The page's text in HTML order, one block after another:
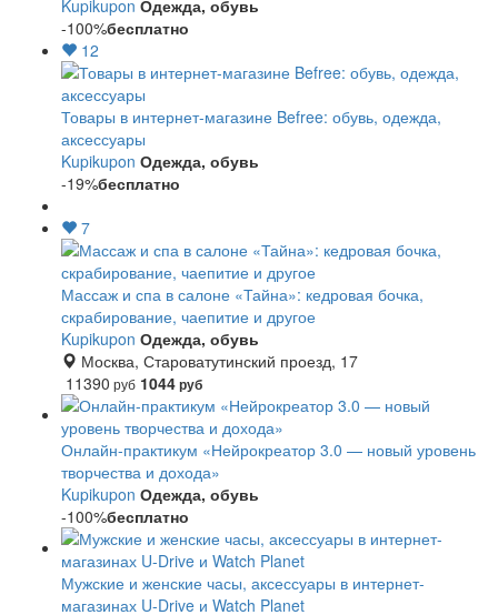
Kupikupon Одежда, обувь
-100%бесплатно
12
Товары в интернет-магазине Befree: обувь, одежда,
аксессуары
Kupikupon Одежда, обувь
-19%бесплатно
7
Массаж и спа в салоне «Тайна»: кедровая бочка,
скрабирование, чаепитие и другое
Kupikupon Одежда, обувь
Москва, Староватутинский проезд, 17
11390 руб 1044руб
Онлайн-практикум «Нейрокреатор 3.0 — новый уровень
творчества и дохода»
Kupikupon Одежда, обувь
-100%бесплатно
Мужские и женские часы, аксессуары в интернет-
магазинах U-Drive и Watch Planet